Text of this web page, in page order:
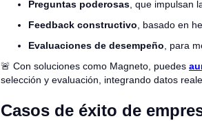
Preguntas poderosas , que impulsan
Feedback constructivo , basado en
Evaluaciones de desempeño , para
🚨 Con soluciones como Magneto, puedes
selección y evaluación, integrando datos
Casos de éxito de